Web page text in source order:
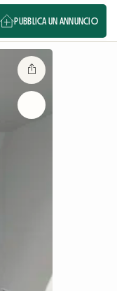
PUBBLICA UN ANNUNCIO